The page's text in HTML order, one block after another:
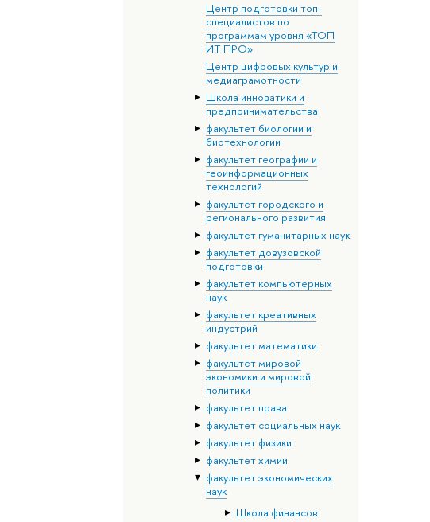
Центр подготовки топ-
специалистов по
программам уровня «ТОП
ИТ ПРО»
Центр цифровых культур и
медиаграмотности
Школа инноватики и
предпринимательства
факультет биологии и
биотехнологии
факультет географии и
геоинформационных
технологий
факультет городского и
регионального развития
факультет гуманитарных наук
факультет довузовской
подготовки
факультет компьютерных
наук
факультет креативных
индустрий
факультет математики
факультет мировой
экономики и мировой
политики
факультет права
факультет социальных наук
факультет физики
факультет химии
факультет экономических
наук
Школа финансов